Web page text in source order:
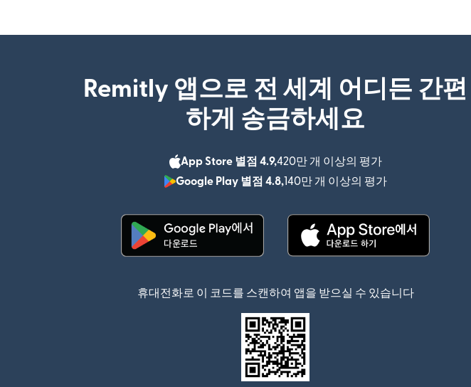
Remitly 앱으로 전 세계 어디든 간편
하게 송금하세요
App Store 별점 4.9,420만 개 이상의 평가
Google Play 별점 4.8,140만 개 이상의 평가
휴대전화로 이 코드를 스캔하여 앱을 받으실 수 있습니다